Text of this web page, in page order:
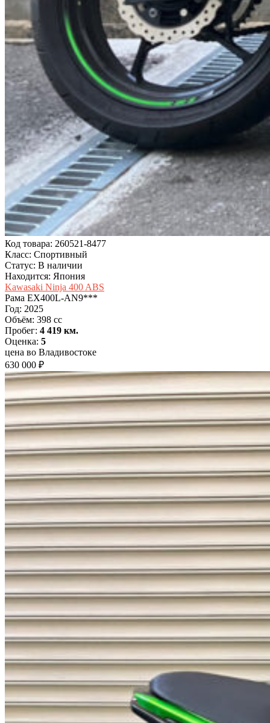
Код товара: 260521-8477
Класс: Спортивный
Статус: В наличии
Находится: Япония
Kawasaki Ninja 400 ABS
Рама EX400L-AN9***
Год: 2025
Объём: 398 cc
Пробег: 4 419 км.
Оценка: 5
цена во Владивостоке
630 000 ₽